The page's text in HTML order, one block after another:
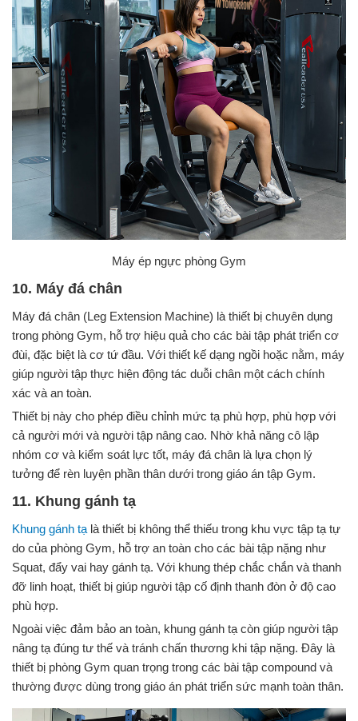
Máy ép ngực phòng Gym
10. Máy đá chân
Máy đá chân (Leg Extension Machine) là thiết bị chuyên dụng
trong phòng Gym, hỗ trợ hiệu quả cho các bài tập phát triển cơ
đùi, đặc biệt là cơ tứ đầu. Với thiết kế dạng ngồi hoặc nằm, máy
giúp người tập thực hiện động tác duỗi chân một cách chính
xác và an toàn.
Thiết bị này cho phép điều chỉnh mức tạ phù hợp, phù hợp với
cả người mới và người tập nâng cao. Nhờ khả năng cô lập
nhóm cơ và kiểm soát lực tốt, máy đá chân là lựa chọn lý
tưởng để rèn luyện phần thân dưới trong giáo án tập Gym.
11. Khung gánh tạ
Khung gánh tạ là thiết bị không thể thiếu trong khu vực tập tạ tự
do của phòng Gym, hỗ trợ an toàn cho các bài tập nặng như
Squat, đẩy vai hay gánh tạ. Với khung thép chắc chắn và thanh
đỡ linh hoạt, thiết bị giúp người tập cố định thanh đòn ở độ cao
phù hợp.
Ngoài việc đảm bảo an toàn, khung gánh tạ còn giúp người tập
nâng tạ đúng tư thế và tránh chấn thương khi tập nặng. Đây là
thiết bị phòng Gym quan trọng trong các bài tập compound và
thường được dùng trong giáo án phát triển sức mạnh toàn thân.